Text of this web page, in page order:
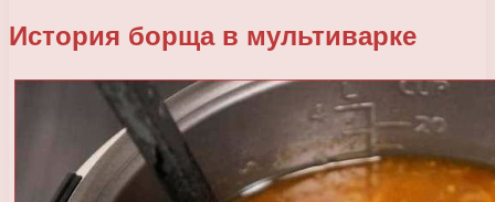
История борща в мультиварке